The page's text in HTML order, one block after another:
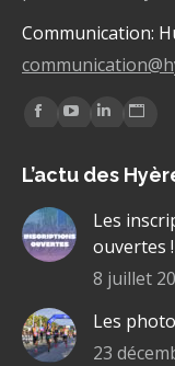
Communication:
Trouvez nous sur :
La
Facebook
s'ouvre
dans
une
nouvelle
fenêtre
La
YouTube
s'ouvre
dans
nouvelle
fenêtre
La
LinkedIn
s'ouvre
nouvelle
fenêtre
La
Site
Web
L’actu des
Les
ouvertes !
8 juillet
Les
23